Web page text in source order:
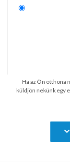
Ha az Ön otthona
küldjön nekünk egy